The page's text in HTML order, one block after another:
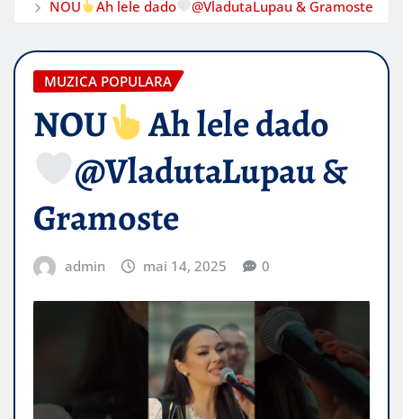
NOU
Ah lele dado @VladutaLupau & Gramoste
MUZICA POPULARA
NOU
Ah lele dado
@VladutaLupau &
Gramoste
admin mai 14, 2025 0